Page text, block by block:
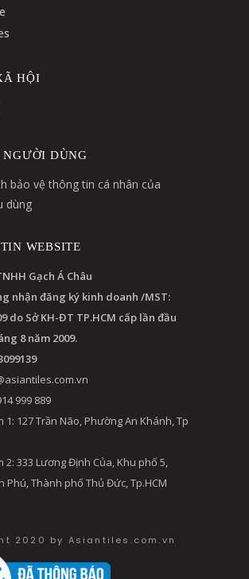
HỘI
NGƯỜI DÙNG
bảo vệ thông tin cá nhân của
dùng
WEBSITE
Gạch Á Châu
nhận đăng ký kinh doanh /MST:
do Sở KH-ĐT TP.HCM cấp lần đầu
8 năm 2009.
999 889
1: 127 Trần Não, Phường An Khánh, Tp
2: 333 Lương Định Của, Khu phố 5,
Phú, Thành phố Thủ Đức, Tp.HCM
2020 by Asiantiles.com.vn